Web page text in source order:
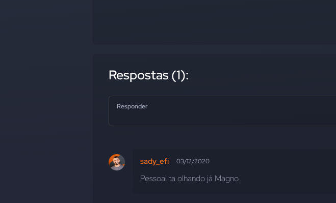
Respostas (1):
Responder
sady_efi 03/12/2020
Pessoal ta olhando já Magno